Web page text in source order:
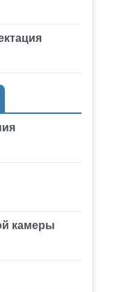
камеры